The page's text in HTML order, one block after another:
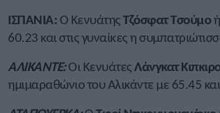
ΙΣΠΑΝΙΑ: Ο ΚενυάτηςΤζόσφατ Τσούμο
60.23 και στις γυναίκες η
ΑΛΙΚΑΝΤΕ:Οι ΚενυάτεςΛάνγκατ
ημιμαραθώνιο του Αλικάντε με 65.45